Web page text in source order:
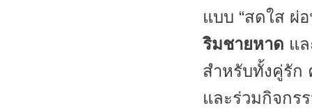
แบบ “สดใส ผ่
ริมชายหาด แ
สำหรับทั้งคู่รัก
และร่วมกิจกร